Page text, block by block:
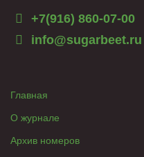
+7(916) 860-07-00
info@sugarbeet.ru
Главная
О журнале
Архив номеров